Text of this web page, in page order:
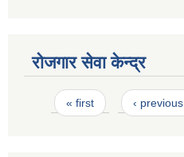
रोजगार सेवा केन्द्र
Pages
« first ‹ previous